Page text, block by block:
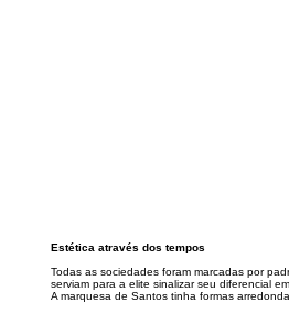
Estética através dos tempos
Todas as sociedades foram marcadas por
serviam para a elite sinalizar seu diferencial
A marquesa de Santos tinha formas